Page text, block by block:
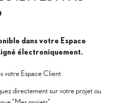
dans votre Espace
électroniquement.
votre Espace Client
directement sur votre projet ou